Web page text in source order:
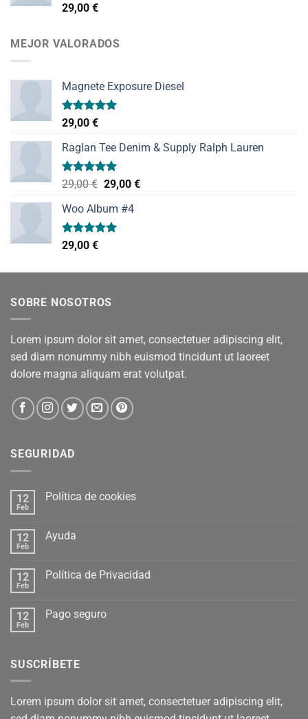
Valorado
con
29,00 €
MEJOR VALORADOS
Magnete Exposure Diesel
Valorado
con
de 5
29,00 €
Raglan Tee Denim & Supply Ralph Lauren
Valorado
de 5
29,00€ El
original
era:
29,00 €El
Woo Album #4
Valorado
con
29,00 €
SOBRE NOSOTROS
Lorem ipsum dolor sit amet, consectetuer adipiscing elit,
sed diam nonummy nibh euismod tincidunt ut laoreet
dolore magna aliquam erat volutpat.
SEGURIDAD
12
Feb
Política de cookies
12
Feb
Ayuda
12
Feb
Política de Privacidad
12
Feb
Pago seguro
SUSCRÍBETE
Lorem ipsum dolor sit amet, consectetuer adipiscing elit,